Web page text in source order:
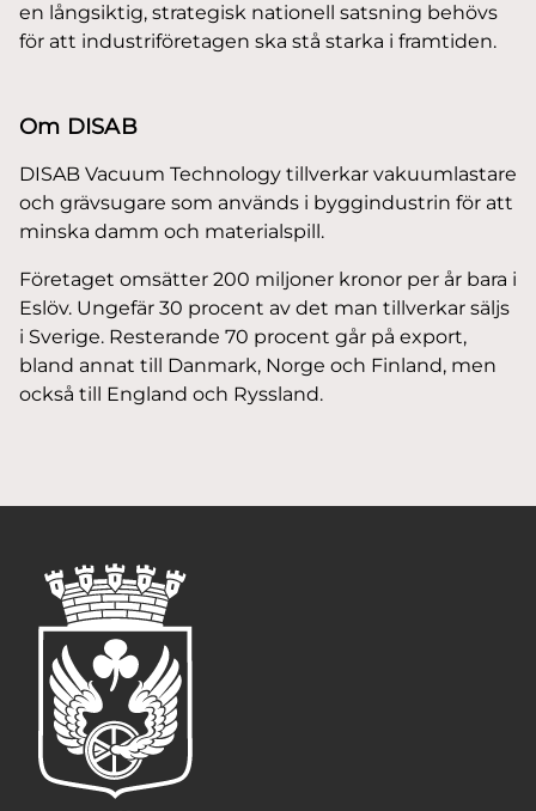
en långsiktig, strategisk nationell satsning behövs
för att industriföretagen ska stå starka i framtiden.
Om DISAB
DISAB Vacuum Technology tillverkar vakuumlastare
och grävsugare som används i byggindustrin för att
minska damm och materialspill.
Företaget omsätter 200 miljoner kronor per år bara i
Eslöv. Ungefär 30 procent av det man tillverkar säljs
i Sverige. Resterande 70 procent går på export,
bland annat till Danmark, Norge och Finland, men
också till England och Ryssland.